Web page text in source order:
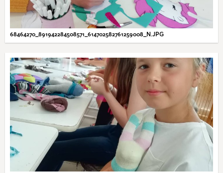
68464270_891942284508571_614702582761259008_N.JPG